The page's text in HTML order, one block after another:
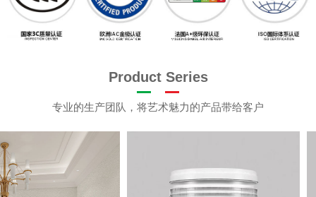
Product Series
专业的生产团队，将艺术魅力的产品带给客户